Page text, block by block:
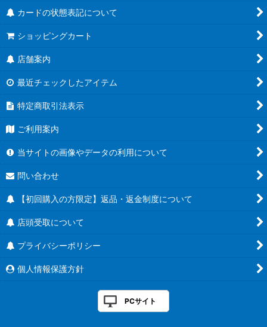
カードの状態表記について
ショッピングカート
店舗案内
最近チェックしたアイテム
特定商取引法表示
ご利用案内
当サイトの画像やデータの利用について
問い合わせ
【初回購入の方限定】返品・返金制度について
店頭受取について
プライバシーポリシー
個人情報保護方針
PCサイト